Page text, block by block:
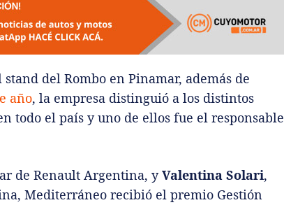
stand del Rombo en Pinamar, además de
año, la empresa distinguió a los distintos
todo el país y uno de ellos fue el responsable
de Renault Argentina, yValentina Solari,
Mediterráneo recibió el premio Gestión